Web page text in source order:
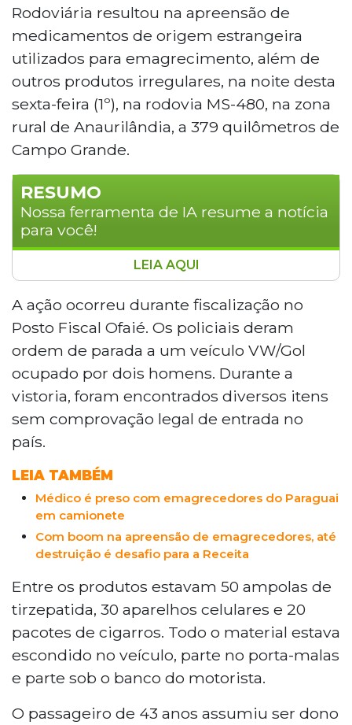
Rodoviária resultou na apreensão de
medicamentos de origem estrangeira
utilizados para emagrecimento, além de
outros produtos irregulares, na noite desta
sexta-feira (1º), na rodovia MS-480, na zona
rural de Anaurilândia, a 379 quilômetros de
Campo Grande.
RESUMO
Nossa ferramenta de IA resume a notícia
para você!
Policiais Militares Rodoviários
apreenderam medicamentos importados
para emagrecimento, celulares e cigarros
contrabandeados na rodovia MS-480, em
Anaurilândia. Durante fiscalização, um
VW Gol com dois homens foi abordado e
os itens foram encontrados escondidos
no porta-malas e sob o banco do
motorista. O passageiro de 43 anos
assumiu a posse dos produtos. Os
envolvidos foram encaminhados à Polícia
Federal em Dourados.
LEIA AQUI
A ação ocorreu durante fiscalização no
Posto Fiscal Ofaié. Os policiais deram
ordem de parada a um veículo VW/Gol
ocupado por dois homens. Durante a
vistoria, foram encontrados diversos itens
sem comprovação legal de entrada no
país.
LEIA TAMBÉM
Médico é preso com emagrecedores do Paraguai
em camionete
Com boom na apreensão de emagrecedores, até
destruição é desafio para a Receita
Entre os produtos estavam 50 ampolas de
tirzepatida, 30 aparelhos celulares e 20
pacotes de cigarros. Todo o material estava
escondido no veículo, parte no porta-malas
e parte sob o banco do motorista.
O passageiro de 43 anos assumiu ser dono